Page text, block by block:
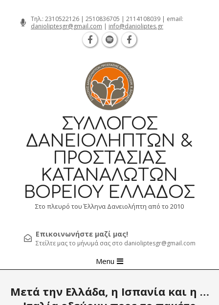
Τηλ.: 2310522126 | 2510836705 | 2114108039 | email:
danioliptesgr@gmail.com | info@danioliptes.gr
ΣΎΛΛΟΓΟΣ
ΔΑΝΕΙΟΛΗΠΤΏΝ &
ΠΡΟΣΤΑΣΊΑΣ
ΚΑΤΑΝΑΛΩΤΏΝ
ΒΟΡΕΊΟΥ ΕΛΛΆΔΟΣ
Στο πλευρό του Έλληνα Δανειολήπτη από το 2010
Επικοινωνήστε μαζί μας!
Στείλτε μας το μήνυμά σας στο danioliptesgr@gmail.com
Navigation
Menu
Μετά την Ελλάδα, η Ισπανία και η …